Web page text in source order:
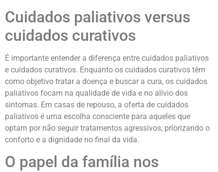
Cuidados paliativos versus
cuidados curativos
É importante entender a diferença entre cuidados paliativos
e cuidados curativos. Enquanto os cuidados curativos têm
como objetivo tratar a doença e buscar a cura, os cuidados
paliativos focam na qualidade de vida e no alívio dos
sintomas. Em casas de repouso, a oferta de cuidados
paliativos é uma escolha consciente para aqueles que
optam por não seguir tratamentos agressivos, priorizando o
conforto e a dignidade no final da vida.
O papel da família nos